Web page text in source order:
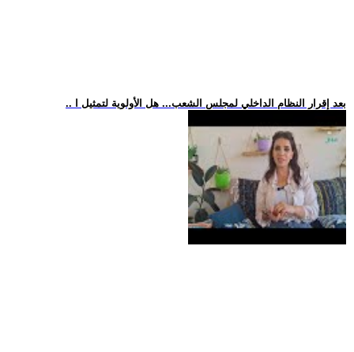
.. بعد إقرار النظام الداخلي لمجلس الشعب... هل الأولوية لتمثيل ا